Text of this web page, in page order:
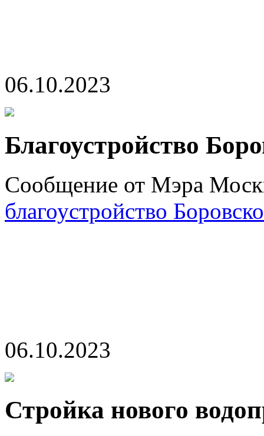
06.10.2023
Благоустройство
Сообщение от Мэра
благоустройство
06.10.2023
Стройка нового